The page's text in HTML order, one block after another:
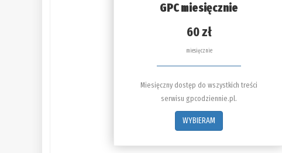
GPC miesięcznie
60 zł
miesięcznie
Miesięczny dostęp do wszystkich treści
serwisu gpcodziennie.pl.
WYBIERAM